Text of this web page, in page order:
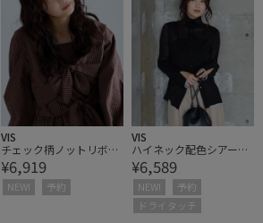
VIS
チェック柄ノットリボン
ブラウス
¥6,919
NEW! 予約
VIS
ハイネック配色シアーリ
ブカーデ
¥6,589
NEW!
予約
ドライタッチ